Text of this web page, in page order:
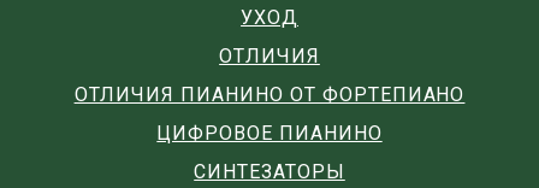
УХОД
ОТЛИЧИЯ
ОТЛИЧИЯ ПИАНИНО ОТ ФОРТЕПИАНО
ЦИФРОВОЕ ПИАНИНО
СИНТЕЗАТОРЫ